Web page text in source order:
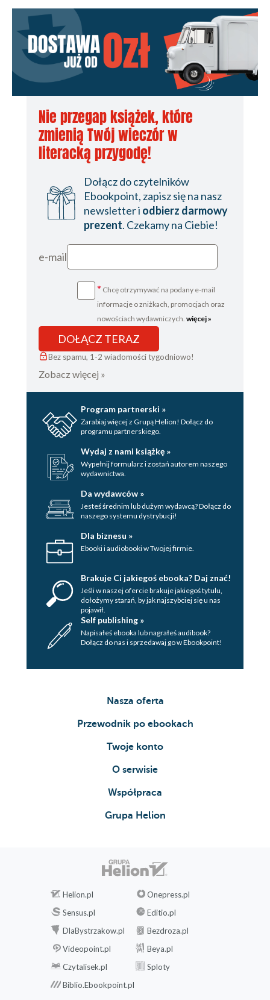
Nie przegap książek, które
zmienią Twój wieczór w
literacką przygodę!
Dołącz do czytelników
Ebookpoint, zapisz się na nasz
newsletter i odbierz darmowy
prezent. Czekamy na Ciebie!
e-mail
* Chcę otrzymywać na podany e-mail
informacje o zniżkach, promocjach oraz
nowościach wydawniczych. więcej »
DOŁĄCZ TERAZ
Bez spamu, 1-2 wiadomości tygodniowo!
Zobacz więcej »
Program partnerski »
Zarabiaj więcej z Grupą Helion! Dołącz do
programu partnerskiego.
Wydaj z nami książkę »
Wypełnij formularz i zostań autorem naszego
wydawnictwa.
Da wydawców »
Jesteś średnim lub dużym wydawcą? Dołącz do
naszego systemu dystrybucji!
Dla biznesu »
Ebooki i audiobooki w Twojej firmie.
Brakuje Ci jakiegoś ebooka? Daj znać!
Jeśli w naszej ofercie brakuje jakiegoś tytulu,
dołożymy starań, by jak najszybciej się u nas
pojawił.
Self publishing »
Napisałeś ebooka lub nagrałeś audibook?
Dołącz do nas i sprzedawaj go w Ebookpoint!
Nasza oferta
Przewodnik po ebookach
Twoje konto
O serwisie
Współpraca
Grupa Helion
Helion.pl
Onepress.pl
Sensus.pl
Editio.pl
DlaBystrzakow.pl
Bezdroza.pl
Videopoint.pl
Beya.pl
Czytalisek.pl
Sploty
Biblio.Ebookpoint.pl